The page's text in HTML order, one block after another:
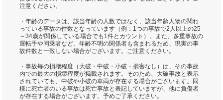
注意ください。
・年齢のデータは、該当年齢の人数ではなく、該当年齢人物の関わ
っている事故の件数となっています（例：1つの事故で2人以上の25
～34歳が関係している場合でも1件とカウント）。また、多重事故の
運転手や同乗者など、年齢不明の関係者も含まれるため、現実の事
故件数と一致しない場合がございます。ご注意ください。
・事故毎の損壊程度（大破・中破・小破・損害なし）は、その事故
内での最大の損壊程度が掲載されます。そのため、大破事故と表示
されていても、中破や小破の車両が存在する場合がございます。同
様に死亡者のいる事故は死亡事故と表記していますが、他に負傷者
が存在する場合がございます。予めご了承ください。